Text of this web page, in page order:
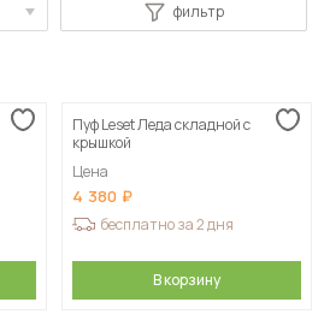
фильтр
Пуф Leset Леда складной с
крышкой
Цена
4 380
бесплатно за 2 дня
В корзину